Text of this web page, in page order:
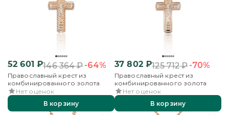
52 601 ₽146 364₽-64%
Православный крест из
комбинированного золота
Нет оценок
В корзину
37 802₽125 712₽-70%
Православный крест из
комбинированного золота
Нет оценок
В корзину